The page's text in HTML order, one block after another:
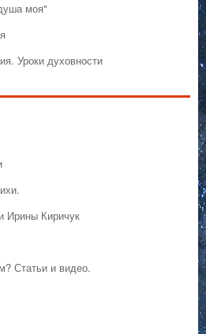
моя"
Уроки духовности
Ирины Киричук
Статьи и видео.